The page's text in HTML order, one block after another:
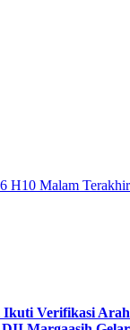
H10 Malam
Ikuti Verifikasi